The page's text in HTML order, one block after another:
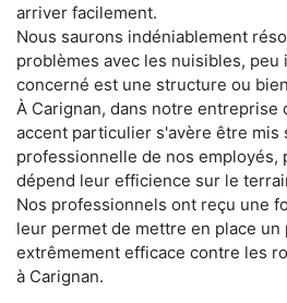
arriver facilement.
Nous saurons indéniablement
problèmes avec les nuisibles,
concerné est une structure ou
À Carignan, dans notre entreprise
accent particulier s'avère être mis
professionnelle de nos employés,
dépend leur efficience sur le
Nos professionnels ont reçu une
leur permet de mettre en place
extrêmement efficace contre les
à Carignan.